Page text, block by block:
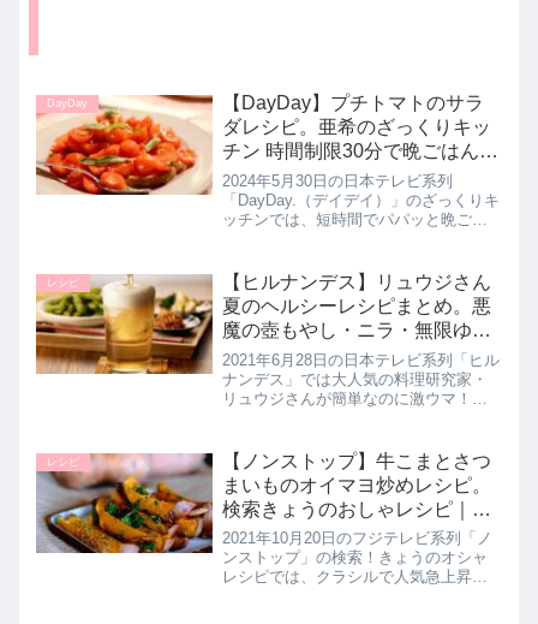
DayDay
【DayDay】プチトマトのサラ
ダレシピ。亜希のざっくりキッ
チン 時間制限30分で晩ごはんを
作る！5月30日【デイデイ】
2024年5月30日の日本テレビ系列
「DayDay.（デイデイ）」のざっくりキ
ッチンでは、短時間でパパッと晩ごは
しい晩ごはん作りを披露！【湯むきプ
チトマトのサラダ】の作...
レシピ
【ヒルナンデス】リュウジさん
夏のヘルシーレシピまとめ。悪
魔の壺もやし・ニラ・無限ゆで
卵など！
2021年6月28日の日本テレビ系列「ヒル
ナンデス」では大人気の料理研究家・
リュウジさんが簡単なのに激ウマ！夏
す。>>ヒルナンデス記事一覧はこちら
リュウジさんの夏のヘルシーレ...
レシピ
【ノンストップ】牛こまとさつ
まいものオイマヨ炒めレシピ。
検索きょうのおしゃレシピ｜10
月20日
2021年10月20日のフジテレビ系列「ノ
ンストップ」の検索！きょうのオシャ
レシピでは、クラシルで人気急上昇中